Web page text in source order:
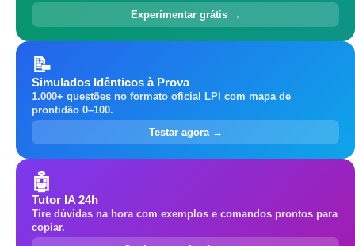
Experimentar grátis →
📝
Simulados Idênticos à Prova
1.000+ questões no formato oficial LPI com mapa de
prontidão 0–100.
Testar agora →
🤖
Tutor IA 24h
Tire dúvidas na hora com exemplos e comandos prontos para
copiar.